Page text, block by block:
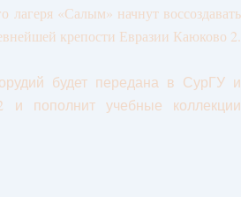
лагеря «Салым» начнут воссоздавать
крепости Евразии Каюково 2.
будет передана в СурГУ и
учебные коллекции